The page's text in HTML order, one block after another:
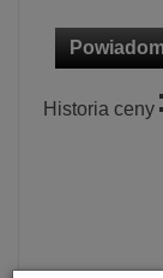
Historia ceny